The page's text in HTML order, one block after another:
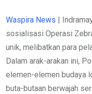
Waspira News |
sosialisasi Operasi
unik, melibatkan para
Dalam arak-arakan ini,
elemen-elemen budaya
buta-butaan berwajah